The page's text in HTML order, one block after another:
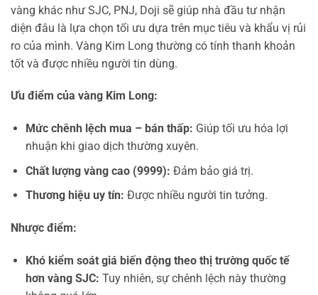
vàng khác như SJC, PNJ, Doji sẽ giúp nhà đầu tư nhận
diện đâu là lựa chọn tối ưu dựa trên mục tiêu và khẩu vị rủi
ro của mình. Vàng Kim Long thường có tính thanh khoản
tốt và được nhiều người tin dùng.
Ưu điểm của vàng Kim Long:
Mức chênh lệch mua – bán thấp: Giúp tối ưu hóa lợi
nhuận khi giao dịch thường xuyên.
Chất lượng vàng cao (9999): Đảm bảo giá trị.
Thương hiệu uy tín: Được nhiều người tin tưởng.
Nhược điểm:
Khó kiểm soát giá biến động theo thị trường quốc tế
hơn vàng SJC: Tuy nhiên, sự chênh lệch này thường